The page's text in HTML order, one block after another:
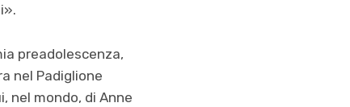
preadolescenza,
nel Padiglione
nel mondo, di Anne